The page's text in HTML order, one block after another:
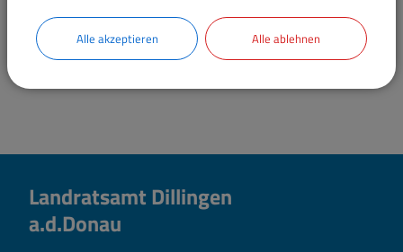
Landratsamt Dillingen
a.d.Donau
Alle akzeptieren Alle ablehnen